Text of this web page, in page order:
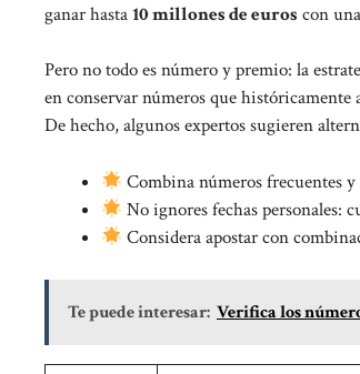
ganar hasta10 millones de euros con
Pero no todo es número y premio: la
en conservar números que históricamente
De hecho, algunos expertos sugieren
Combina números frecuentes
No ignores fechas personales:
Considera apostar con
Te puede interesar: Verifica los